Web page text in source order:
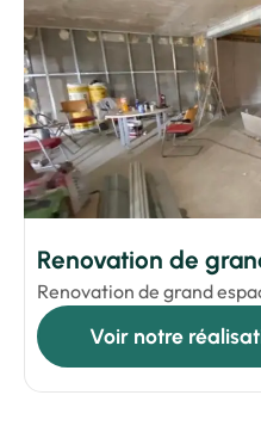
Renovation de
Renovation de grand
Voir notre